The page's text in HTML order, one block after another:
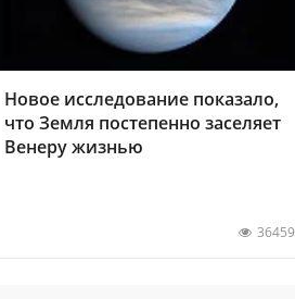
Новое исследование показало,
что Земля постепенно заселяет
Венеру жизнью
36459